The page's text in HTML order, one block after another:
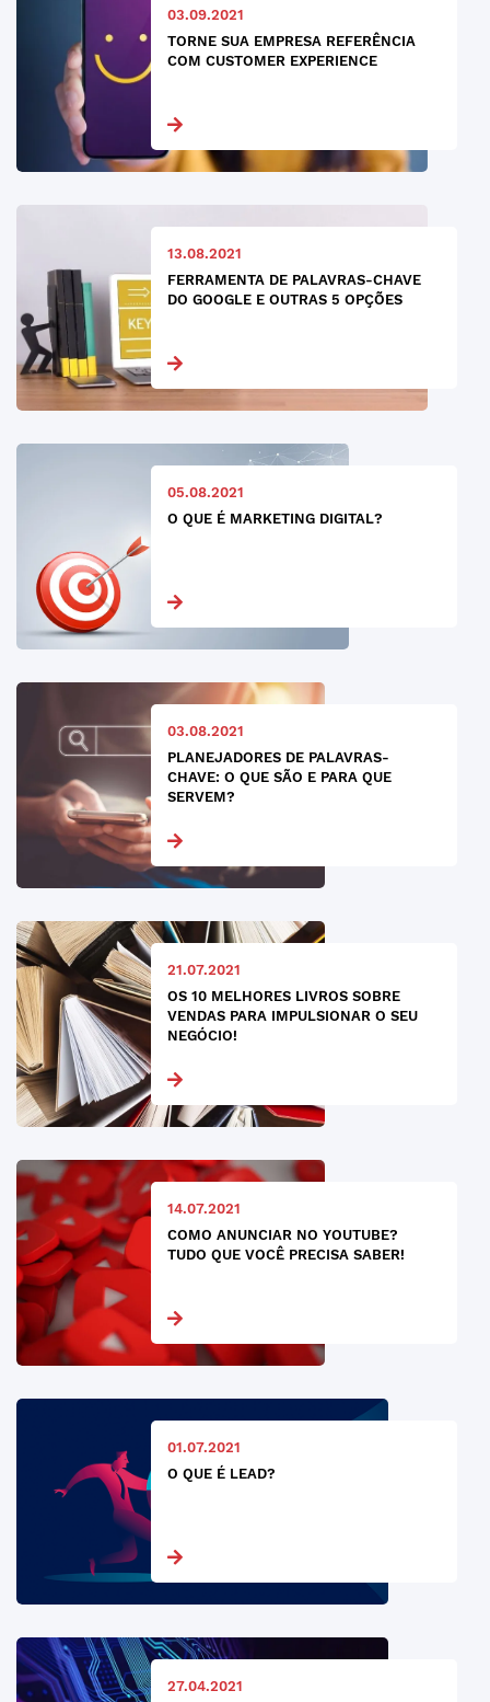
03.09.2021
TORNE SUA EMPRESA REFERÊNCIA
COM CUSTOMER EXPERIENCE
13.08.2021
FERRAMENTA DE PALAVRAS-CHAVE
DO GOOGLE E OUTRAS 5 OPÇÕES
05.08.2021
O QUE É MARKETING DIGITAL?
03.08.2021
PLANEJADORES DE PALAVRAS-
CHAVE: O QUE SÃO E PARA QUE
SERVEM?
21.07.2021
OS 10 MELHORES LIVROS SOBRE
VENDAS PARA IMPULSIONAR O SEU
NEGÓCIO!
14.07.2021
COMO ANUNCIAR NO YOUTUBE?
TUDO QUE VOCÊ PRECISA SABER!
01.07.2021
O QUE É LEAD?
27.04.2021